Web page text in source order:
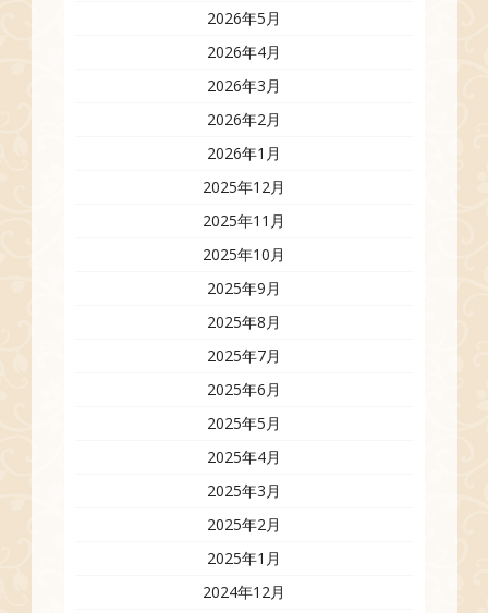
2026年5月
2026年4月
2026年3月
2026年2月
2026年1月
2025年12月
2025年11月
2025年10月
2025年9月
2025年8月
2025年7月
2025年6月
2025年5月
2025年4月
2025年3月
2025年2月
2025年1月
2024年12月